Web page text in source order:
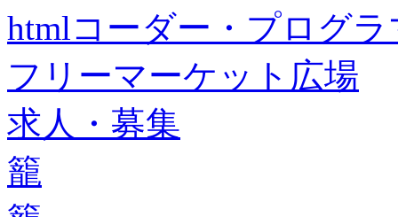
htmlコーダー・プログラ
フリーマーケット広場
求人・募集
籠